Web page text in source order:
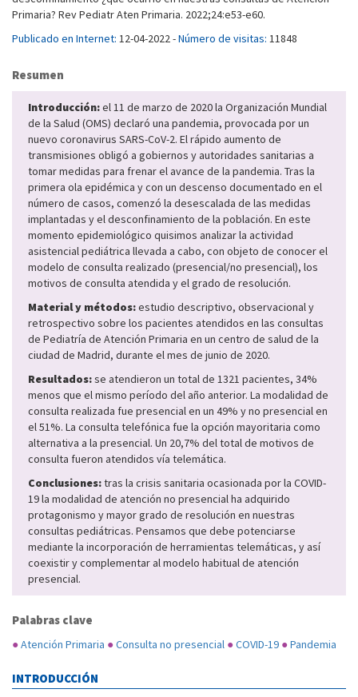
Primaria? Rev Pediatr Aten Primaria. 2022;24:e53-e60.
Publicado en Internet: 12-04-2022 -Número de visitas: 11848
Resumen
Introducción:el 11 de marzo de 2020 la Organización Mundial
de la Salud (OMS) declaró una pandemia, provocada por un
nuevo coronavirus SARS-CoV-2. El rápido aumento de
transmisiones obligó a gobiernos y autoridades sanitarias a
tomar medidas para frenar el avance de la pandemia. Tras la
primera ola epidémica y con un descenso documentado en el
número de casos, comenzó la desescalada de las medidas
implantadas y el desconfinamiento de la población. En este
momento epidemiológico quisimos analizar la actividad
asistencial pediátrica llevada a cabo, con objeto de conocer el
modelo de consulta realizado (presencial/no presencial), los
motivos de consulta atendida y el grado de resolución.
Material y métodos:estudio descriptivo, observacional y
retrospectivo sobre los pacientes atendidos en las consultas
de Pediatría de Atención Primaria en un centro de salud de la
ciudad de Madrid, durante el mes de junio de 2020.
Resultados:se atendieron un total de 1321 pacientes, 34%
menos que el mismo período del año anterior. La modalidad de
consulta realizada fue presencial en un 49% y no presencial en
el 51%. La consulta telefónica fue la opción mayoritaria como
alternativa a la presencial. Un 20,7% del total de motivos de
consulta fueron atendidos vía telemática.
Conclusiones:tras la crisis sanitaria ocasionada por la COVID-
19 la modalidad de atención no presencial ha adquirido
protagonismo y mayor grado de resolución en nuestras
consultas pediátricas. Pensamos que debe potenciarse
mediante la incorporación de herramientas telemáticas, y así
coexistir y complementar al modelo habitual de atención
presencial.
Palabras clave
●Atención Primaria ●Consulta no presencial ●COVID-19 ●Pandemia
INTRODUCCIÓN